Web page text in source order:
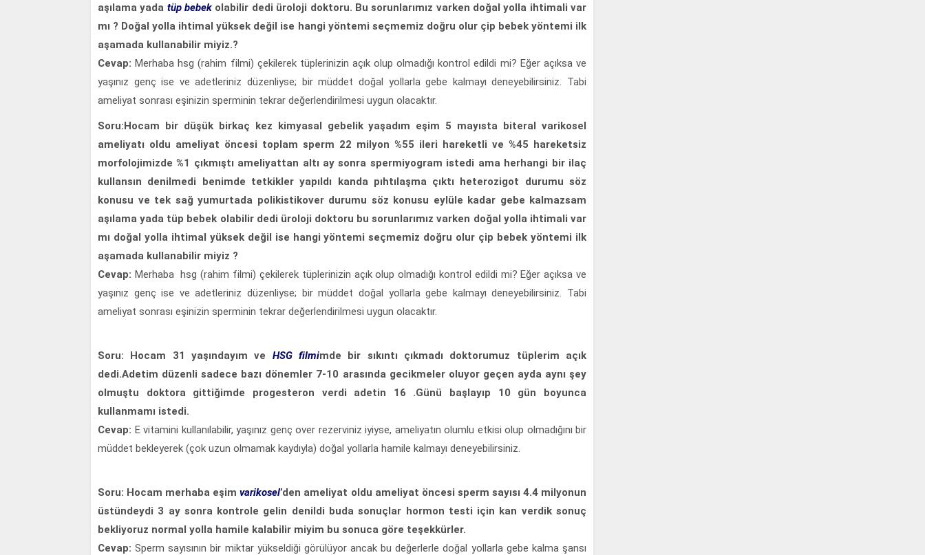
aşılama yada tüp bebek olabilir dedi üroloji doktoru. Bu sorunlarımız varken doğal yolla ihtimali var
mı ? Doğal yolla ihtimal yüksek değil ise hangi yöntemi seçmemiz doğru olur çip bebek yöntemi ilk
aşamada kullanabilir miyiz.?
Cevap: Merhaba hsg (rahim filmi) çekilerek tüplerinizin açık olup olmadığı kontrol edildi mi? Eğer açıksa ve
yaşınız genç ise ve adetleriniz düzenliyse; bir müddet doğal yollarla gebe kalmayı deneyebilirsiniz. Tabi
ameliyat sonrası eşinizin sperminin tekrar değerlendirilmesi uygun olacaktır.
Soru:Hocam bir düşük birkaç kez kimyasal gebelik yaşadım eşim 5 mayısta biteral varikosel
ameliyatı oldu ameliyat öncesi toplam sperm 22 milyon %55 ileri hareketli ve %45 hareketsiz
morfolojimizde %1 çıkmıştı ameliyattan altı ay sonra spermiyogram istedi ama herhangi bir ilaç
kullansın denilmedi benimde tetkikler yapıldı kanda pıhtılaşma çıktı heterozigot durumu söz
konusu ve tek sağ yumurtada polikistikover durumu söz konusu eylüle kadar gebe kalmazsam
aşılama yada tüp bebek olabilir dedi üroloji doktoru bu sorunlarımız varken doğal yolla ihtimali var
mı doğal yolla ihtimal yüksek değil ise hangi yöntemi seçmemiz doğru olur çip bebek yöntemi ilk
aşamada kullanabilir miyiz ?
Cevap: Merhaba hsg (rahim filmi) çekilerek tüplerinizin açık olup olmadığı kontrol edildi mi? Eğer açıksa ve
yaşınız genç ise ve adetleriniz düzenliyse; bir müddet doğal yollarla gebe kalmayı deneyebilirsiniz. Tabi
ameliyat sonrası eşinizin sperminin tekrar değerlendirilmesi uygun olacaktır.
Soru: Hocam 31 yaşındayım ve HSG filmimde bir sıkıntı çıkmadı doktorumuz tüplerim açık
dedi.Adetim düzenli sadece bazı dönemler 7-10 arasında gecikmeler oluyor geçen ayda aynı şey
olmuştu doktora gittiğimde progesteron verdi adetin 16 .Günü başlayıp 10 gün boyunca
kullanmamı istedi.
Cevap: E vitamini kullanılabilir, yaşınız genç over rezerviniz iyiyse, ameliyatın olumlu etkisi olup olmadığını bir
müddet bekleyerek (çok uzun olmamak kaydıyla) doğal yollarla hamile kalmayı deneyebilirsiniz.
Soru: Hocam merhaba eşimvarikosel’den ameliyat oldu ameliyat öncesi sperm sayısı 4.4 milyonun
üstündeydi 3 ay sonra kontrole gelin denildi buda sonuçlar hormon testi için kan verdik sonuç
bekliyoruz normal yolla hamile kalabilir miyim bu sonuca göre teşekkürler.
Cevap: Sperm sayısının bir miktar yükseldiği görülüyor ancak bu değerlerle doğal yollarla gebe kalma şansı